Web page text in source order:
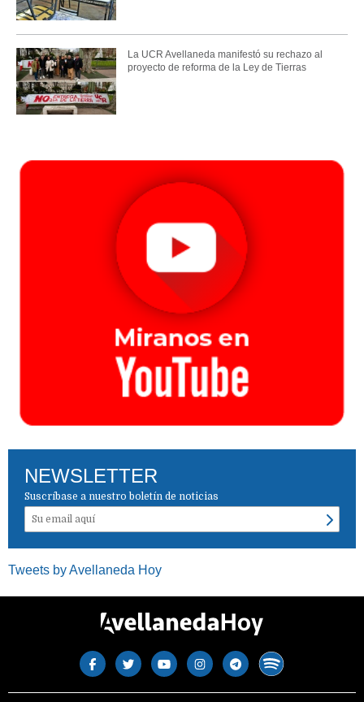
La UCR Avellaneda manifestó su rechazo al
proyecto de reforma de la Ley de Tierras
NEWSLETTER
Suscríbase a nuestro boletín de noticias
Tweets by Avellaneda Hoy